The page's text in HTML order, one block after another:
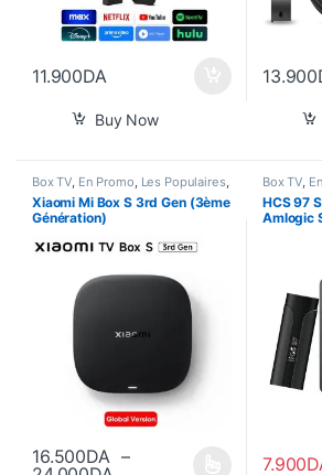
11.900DA
Buy Now
13.900
Box TV En Promo Les Populaires,
Nouvel Arrivage Smart Home
Xiaomi Mi Box S 3rd Gen (3ème
Génération)
16.500DA –
Box TV
Nouvel
HCS 97
Amlogic
7.900